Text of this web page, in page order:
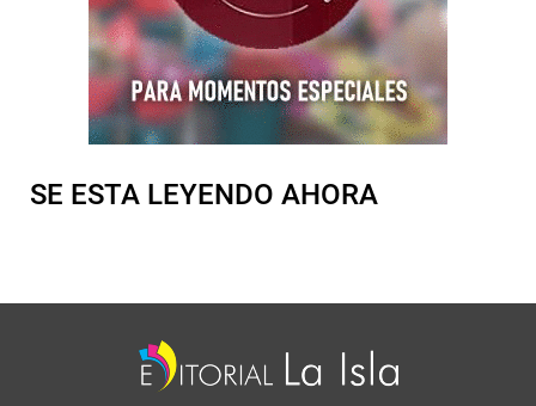
SE ESTA LEYENDO AHORA